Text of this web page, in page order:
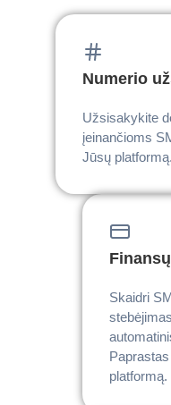
Numerio
Užsisakykite
įeinančioms
Jūsų platformą.
Skaidri
platformą.